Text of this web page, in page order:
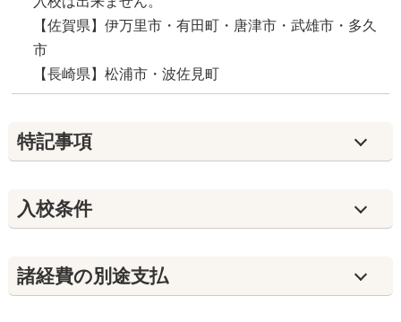
【佐賀県】伊万里市・有田町・唐津市・武雄市・多久
市
【長崎県】松浦市・波佐見町
特記事項
入校条件
諸経費の別途支払